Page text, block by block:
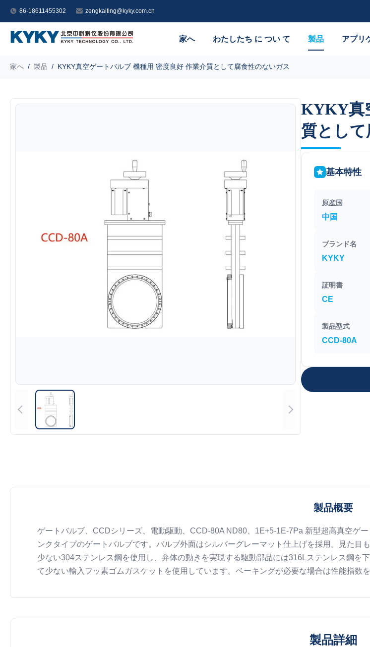
86-18611455302 zengkaiting@kyky.com.cn
家へ わたしたち に つい て 製品 アプリ
家へ / 製品 / KYKY真空ゲートバルブ 機種用 密度良好 作業介質として腐食性のないガス
KYKY真
質とし
KYKY真
質とし
基本特性
原産国
中国
ブランド名
KYKY
証明書
CE
製品型式
CCD-80A
製品概要
ゲートバルブ、CCDシリーズ、電動駆動、CCD-80A ND80、1E+5-1E-7Pa 新型超高真空ゲ
ンクタイプのゲートバルブです。バルブ外面はシルバーグレーマット仕上げを採用。見た
少ない304ステンレス鋼を使用し、弁体の動きを実現する駆動部品には316Lステンレス鋼を
て少ない輸入フッ素ゴムガスケットを使用しています。ベーキングが必要な場合は性能指数
製品詳細